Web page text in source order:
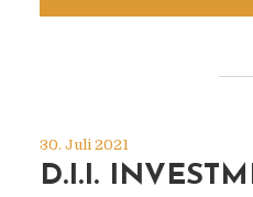
30. Juli 2021
D.I.I.